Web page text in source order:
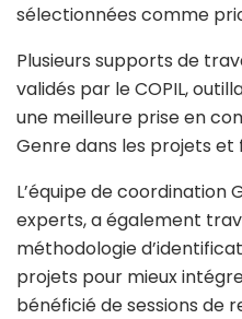
sélectionnées comme
Plusieurs supports de
validés par le COPIL,
une meilleure prise en
Genre dans les projets
L’équipe de coordination
experts, a également
méthodologie
projets pour mieux
bénéficié de sessions